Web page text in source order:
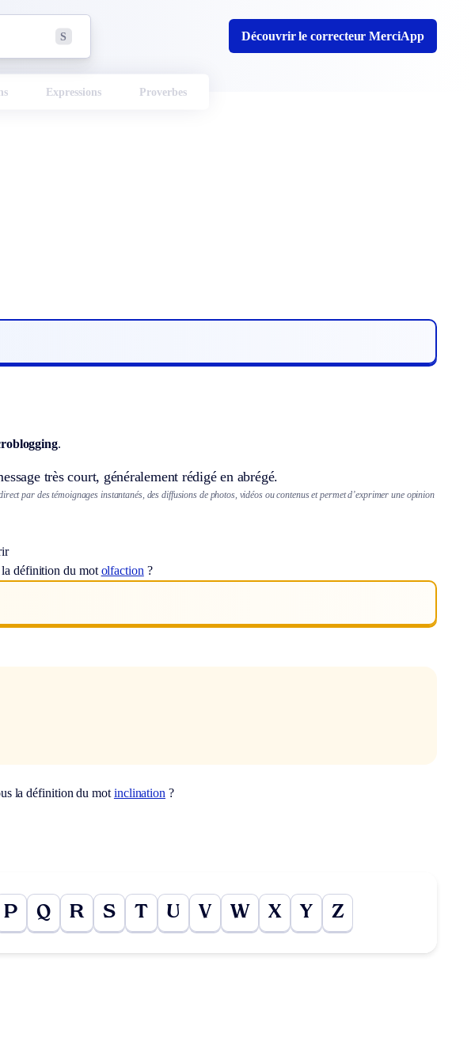
S Découvrir le correcteur MerciApp
Expressions Proverbes
.
très court, généralement rédigé en abrégé.
par des témoignages instantanés, des diffusions de photos, vidéos ou contenus et permet d’exprimer une opinion
la définition du mot olfaction ?
la définition du mot inclination ?
P Q R S T U V W X Y Z